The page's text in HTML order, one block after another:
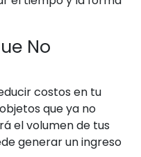
No
costos en tu
que ya no
el volumen de tus
generar un ingreso